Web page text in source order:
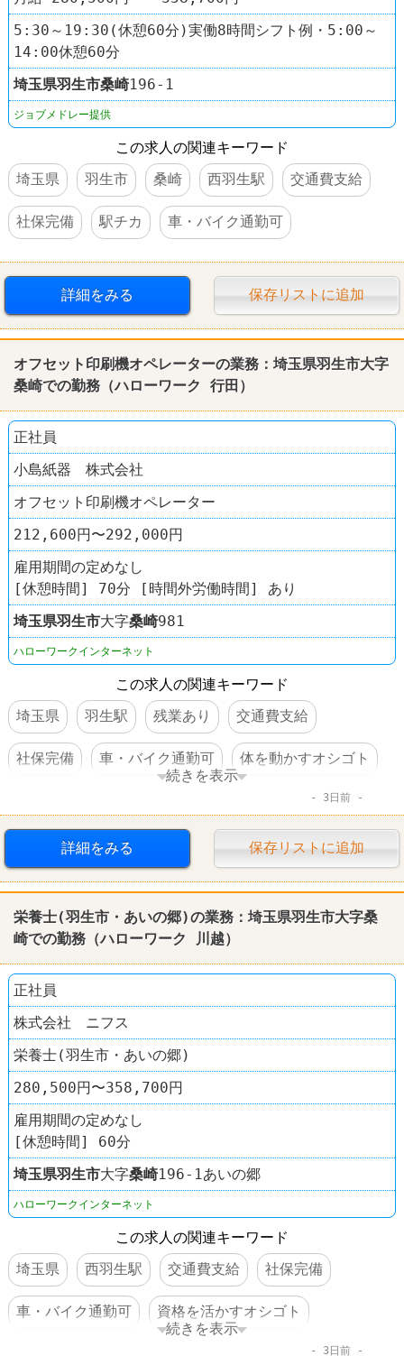
5:30～19:30(休憩60分)実働8時間シフト例・5:00～
14:00休憩60分
埼玉県羽生市桑崎196-1
ジョブメドレー提供
この求人の関連キーワード
埼玉県
羽生市 桑崎 西羽生駅 交通費支給
社保完備 駅チカ 車・バイク通勤可
詳細をみる 保存リストに追加
オフセット印刷機オペレーターの業務：埼玉県羽生市大字
桑崎での勤務（ハローワーク 行田）
正社員
小島紙器 株式会社
オフセット印刷機オペレーター
212,600円〜292,000円
雇用期間の定めなし
[休憩時間] 70分 [時間外労働時間] あり
埼玉県羽生市大字桑崎981
ハローワークインターネット
この求人の関連キーワード
埼玉県
羽生駅 残業あり 交通費支給
社保完備 車・バイク通勤可 体を動かすオシゴト
続きを表示
3日前
詳細をみる 保存リストに追加
栄養士(羽生市・あいの郷)の業務：埼玉県羽生市大字桑
崎での勤務（ハローワーク 川越）
正社員
株式会社 ニフス
栄養士(羽生市・あいの郷)
280,500円〜358,700円
雇用期間の定めなし
[休憩時間] 60分
埼玉県羽生市大字桑崎196-1あいの郷
ハローワークインターネット
この求人の関連キーワード
埼玉県
西羽生駅 交通費支給 社保完備
車・バイク通勤可 資格を活かすオシゴト
続きを表示
3日前